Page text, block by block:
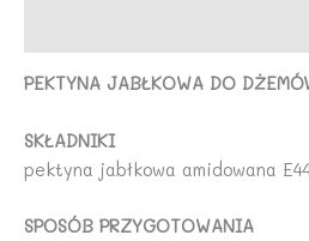
PEKTYNA JABŁKOWA DO
SKŁADNIKI
pektyna jabłkowa amidowana
SPOSÓB PRZYGOTOWANIA